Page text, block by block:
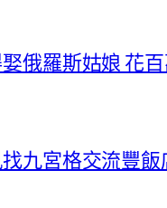
俄羅斯姑娘 花
九宮格交流豐